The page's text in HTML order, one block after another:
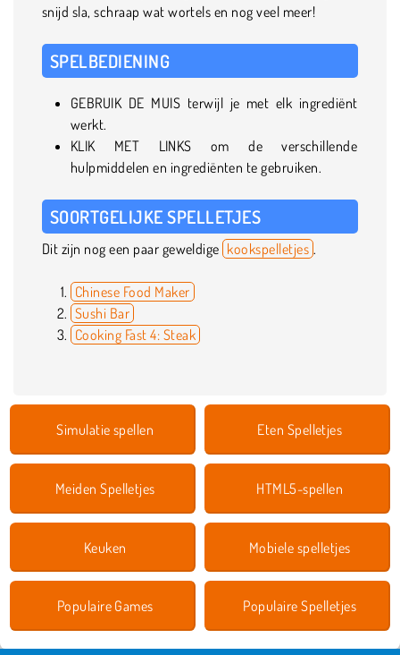
snijd sla, schraap wat wortels en nog veel meer!
SPELBEDIENING
GEBRUIK DE MUIS terwijl je met elk ingrediënt
werkt.
KLIK MET LINKS om de verschillende
hulpmiddelen en ingrediënten te gebruiken.
SOORTGELIJKE SPELLETJES
Dit zijn nog een paar geweldige kookspelletjes .
Chinese Food Maker
Sushi Bar
Cooking Fast 4: Steak
Simulatie spellen Eten Spelletjes
Meiden Spelletjes HTML5-spellen
Keuken Mobiele spelletjes
Populaire Games Populaire Spelletjes